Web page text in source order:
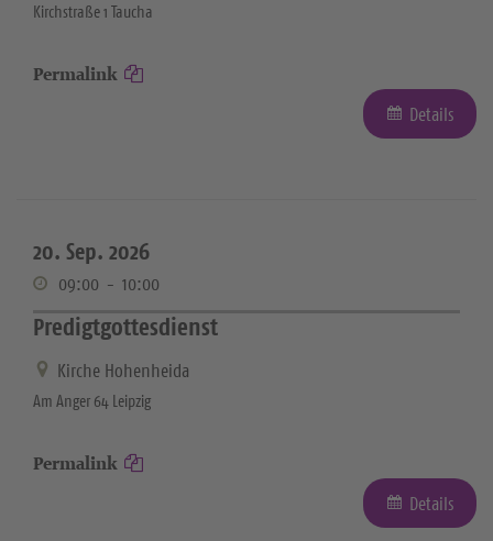
Kirchstraße 1 Taucha
Permalink
Details
20. Sep. 2026
09:00 - 10:00
Predigtgottesdienst
Kirche Hohenheida
Am Anger 64 Leipzig
Permalink
Details